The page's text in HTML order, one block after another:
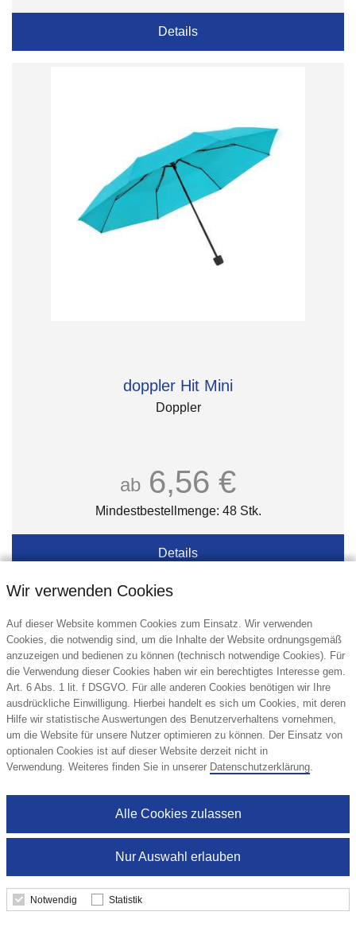
Details
doppler Hit Mini
Doppler
ab 6,56 €
Mindestbestellmenge: 48 Stk.
Details
doppler Hit Stick AC
Wir verwenden Cookies
Auf dieser Website kommen Cookies zum Einsatz. Wir verwenden
Cookies, die notwendig sind, um die Inhalte der Website ordnungsgemäß
anzuzeigen und bedienen zu können (technisch notwendige Cookies). Für
die Verwendung dieser Cookies haben wir ein berechtigtes Interesse gem.
Art. 6 Abs. 1 lit. f DSGVO. Für alle anderen Cookies benötigen wir Ihre
ausdrückliche Einwilligung. Hierbei handelt es sich um Cookies, mit deren
Hilfe wir statistische Auswertungen des Benutzerverhaltens vornehmen,
um die Website für unsere Nutzer optimieren zu können. Der Einsatz von
optionalen Cookies ist auf dieser Website derzeit nicht in
Verwendung. Weiteres finden Sie in unserer Datenschutzerklärung.
Nur Auswahl erlauben
Alle Cookies zulassen
Notwendig Statistik